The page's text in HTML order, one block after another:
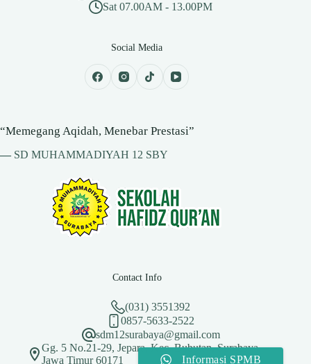
Sat 07.00AM - 13.00PM
Social Media
“Memegang Aqidah, Menebar Prestasi”
— SD MUHAMMADIYAH 12 SBY
Contact Info
(031) 3551392
0857-5633-2522
sdm12surabaya@gmail.com
Gg. 5 No.21-29, Jepara, Kec. Bubutan, Surabaya,
Jawa Timur 60171
Informasi SPMB